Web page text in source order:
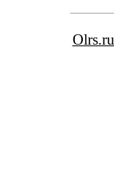
Olrs.ru